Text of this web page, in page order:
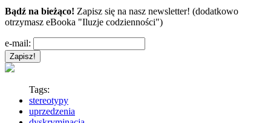
Bądź na bieżąco! Zapisz się na nasz newsletter! (dodatkowo
otrzymasz eBooka "Iluzje codzienności")
e-mail:
Tags:
stereotypy
uprzedzenia